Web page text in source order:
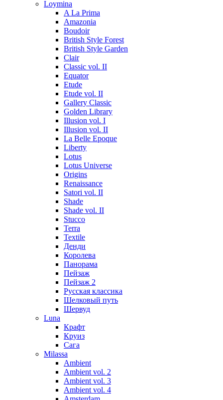
Loymina
A La Prima
Amazonia
Boudoir
British Style Forest
British Style Garden
Clair
Classic vol. II
Equator
Etude
Etude vol. II
Gallery Classic
Golden Library
Illusion vol. I
Illusion vol. II
La Belle Epoque
Liberty
Lotus
Lotus Universe
Origins
Renaissance
Satori vol. II
Shade
Shade vol. II
Stucco
Terra
Textile
Денди
Королева
Панорама
Пейзаж
Пейзаж 2
Русская классика
Шелковый путь
Шервуд
Luna
Крафт
Круиз
Сага
Milassa
Ambient
Ambient vol. 2
Ambient vol. 3
Ambient vol. 4